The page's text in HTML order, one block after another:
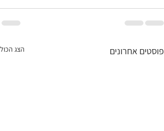
פוסטים אחרונים הצג הכול